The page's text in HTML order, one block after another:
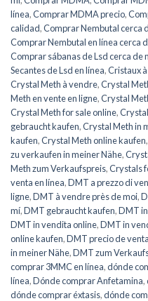
línea,Comprar MDMA precio,
calidad,Comprar Nembutal cerca
Comprar Nembutal en línea cerca
Comprar sábanas de Lsd cerca de
Secantes de Lsd en línea,Cristaux
Crystal Meth à vendre,Crystal
Meth en vente en ligne,Crystal
Crystal Meth for sale online,
gebraucht kaufen,Crystal Meth in
kaufen,Crystal Meth online kaufen,
zu verkaufen in meiner Nähe,
Meth zum Verkaufspreis,Crystals
venta en línea,DMT a prezzo di
ligne,DMT à vendre près de moi,
mí,DMT gebraucht kaufen,DMT
DMT in vendita online,DMT in
online kaufen,DMT precio de venta
in meiner Nähe,DMT zum
comprar 3MMC en línea,dónde
línea,Dónde comprar Anfetamina,
dónde comprar éxtasis,dónde